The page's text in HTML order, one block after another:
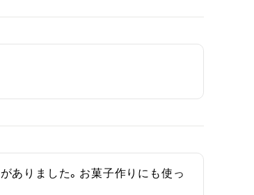
ありました。お菓子作りにも使っ